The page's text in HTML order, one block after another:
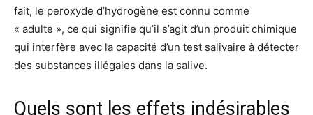
fait, le peroxyde d’hydrogène est connu comme
« adulte », ce qui signifie qu’il s’agit d’un produit chimique
qui interfère avec la capacité d’un test salivaire à détecter
des substances illégales dans la salive.
Quels sont les effets indésirables